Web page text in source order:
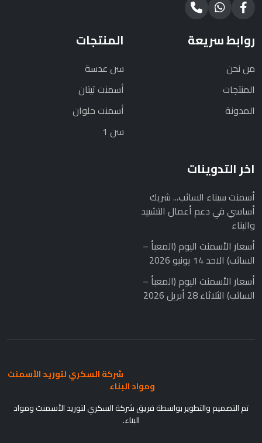
روابط سريعة
من نحن
المنتجات
المدونة
المنتجات
سن عدسة
أسمنت تيتان
أسمنت حلوان
سن 1
اخر التدوينات
أسمنت سيناء السائب... شريك
أساسي في دعم أعمال التشييد
والبناء
أسعار الأسمنت اليوم (المعبأ –
السائب) الاحد 14 يونيو 2026
أسعار الأسمنت اليوم (المعبأ –
السائب) الثلاثاء 28 أبريل 2026
شركة السكري لتوريد الأسمنت
ومواد البناء
تم التصميم والتطوير بواسطة فريق شركة السكري لتوريد الأسمنت ومواد
البناء.